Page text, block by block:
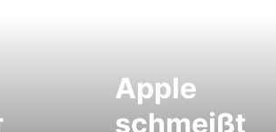
Apple
schmeißt